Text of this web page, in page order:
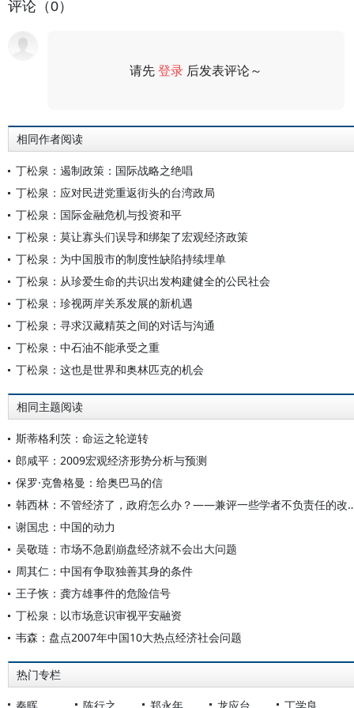
评论（0）
请先登录 后发表评论～
相同作者阅读
丁松泉：遏制政策：国际战略之绝唱
丁松泉：应对民进党重返街头的台湾政局
丁松泉：国际金融危机与投资和平
丁松泉：莫让寡头们误导和绑架了宏观经济政策
丁松泉：为中国股市的制度性缺陷持续埋单
丁松泉：从珍爱生命的共识出发构建健全的公民社会
丁松泉：珍视两岸关系发展的新机遇
丁松泉：寻求汉藏精英之间的对话与沟通
丁松泉：中石油不能承受之重
丁松泉：这也是世界和奥林匹克的机会
相同主题阅读
斯蒂格利茨：命运之轮逆转
郎咸平：2009宏观经济形势分析与预测
保罗·克鲁格曼：给奥巴马的信
韩西林：不管经济了，政府怎
谢国忠：中国的动力
吴敬琏：市场不急剧崩盘经济就不会出大问题
周其仁：中国有争取独善其身的条件
王子恢：龚方雄事件的危险信号
丁松泉：以市场意识审视平安融资
韦森：盘点2007年中国10大热点经济社会问题
热门专栏